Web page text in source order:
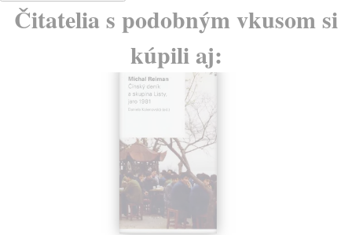
Čitatelia s podobným vkusom si
kúpili aj: